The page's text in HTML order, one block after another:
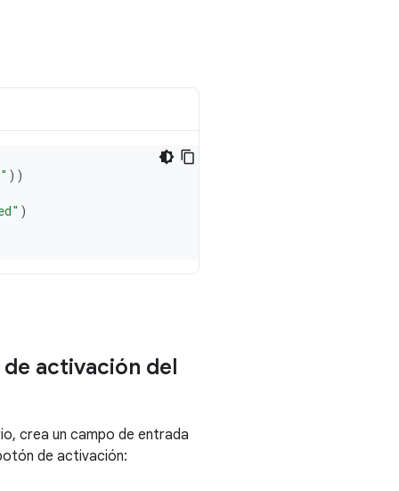
activación del
crea un campo de entrada
de activación: